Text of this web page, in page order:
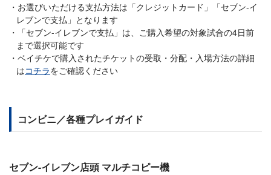
お選びいただける支払方法は「クレジットカード」「セブン-イ
レブンで支払」となります
「セブン-イレブンで支払」は、ご購入希望の対象試合の4日前
まで選択可能です
ベイチケで購入されたチケットの受取・分配・入場方法の詳細
はコチラをご確認ください
コンビニ／各種プレイガイド
セブン-イレブン店頭 マルチコピー機